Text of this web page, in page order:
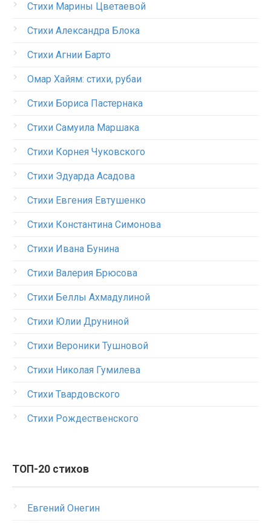
Стихи Марины Цветаевой
Стихи Александра Блока
Стихи Агнии Барто
Омар Хайям: стихи, рубаи
Стихи Бориса Пастернака
Стихи Самуила Маршака
Стихи Корнея Чуковского
Стихи Эдуарда Асадова
Стихи Евгения Евтушенко
Стихи Константина Симонова
Стихи Ивана Бунина
Стихи Валерия Брюсова
Стихи Беллы Ахмадулиной
Стихи Юлии Друниной
Стихи Вероники Тушновой
Стихи Николая Гумилева
Стихи Твардовского
Стихи Рождественского
ТОП-20 стихов
Евгений Онегин